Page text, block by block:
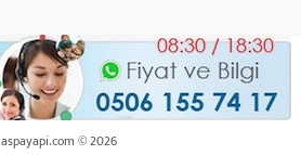
aspayapi.com © 2026